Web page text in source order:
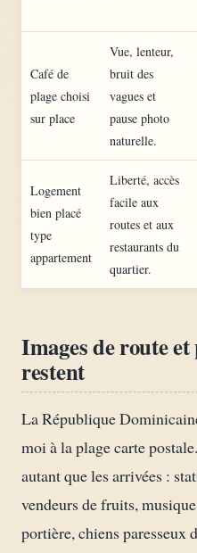
Café de
plage choisi
sur place
Vue, lenteur,
bruit des
vagues et
pause photo
naturelle.
Logement
bien placé
type
appartement
Liberté, accès
facile aux
routes et aux
restaurants du
quartier.
Images de route
restent
La République
moi à la plage carte
autant que les arrivées :
vendeurs de fruits,
portière, chiens paresseux